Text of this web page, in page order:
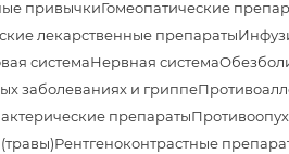
привычкиГомеопатические
лекарственные препараты
системаНервная система
заболеваниях и гриппе
препараты
Рентгеноконтрастные